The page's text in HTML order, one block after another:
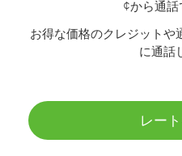
¢から通話
お得な価格のクレジットや
に通話
レー